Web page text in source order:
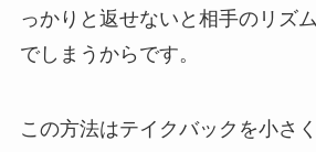
っかりと返せないと相手のリズ
でしまうからです。
この方法はテイクバックを小さ